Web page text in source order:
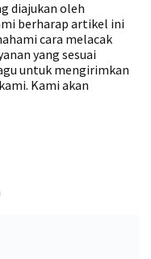
diajukan oleh
berharap artikel ini
cara melacak
yang sesuai
untuk mengirimkan
Kami akan